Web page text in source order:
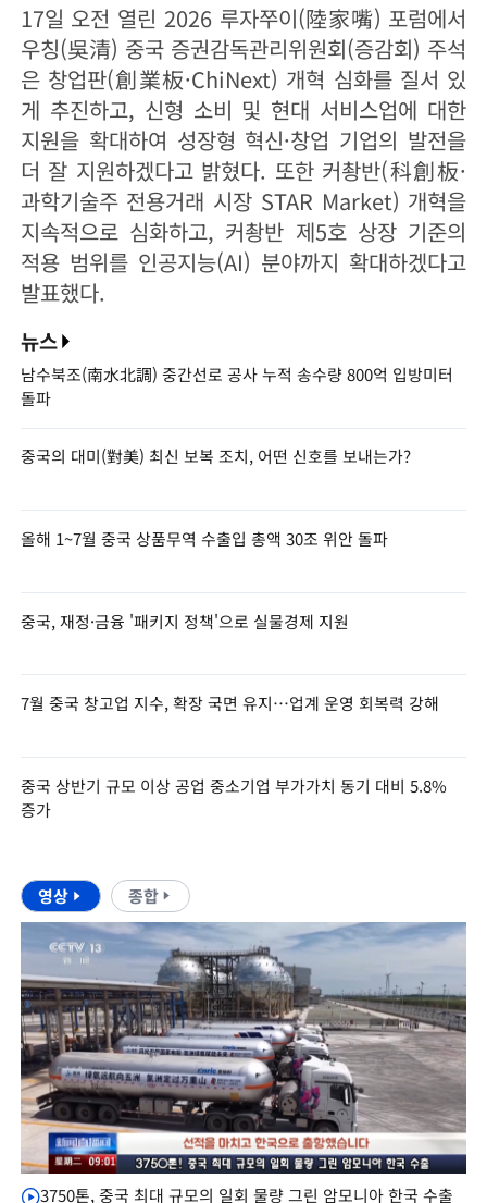
17일 오전 열린 2026 루자쭈이(陸家嘴) 포럼에서
우칭(吳清) 중국 증권감독관리위원회(증감회) 주석
은 창업판(創業板·ChiNext) 개혁 심화를 질서 있
게 추진하고, 신형 소비 및 현대 서비스업에 대한
지원을 확대하여 성장형 혁신·창업 기업의 발전을
더 잘 지원하겠다고 밝혔다. 또한 커촹반(科創板·
과학기술주 전용거래 시장 STAR Market) 개혁을
지속적으로 심화하고, 커촹반 제5호 상장 기준의
적용 범위를 인공지능(AI) 분야까지 확대하겠다고
발표했다.
뉴스
남수북조(南水北調) 중간선로 공사 누적 송수량 800억 입방미터
돌파
중국의 대미(對美) 최신 보복 조치, 어떤 신호를 보내는가?
올해 1~7월 중국 상품무역 수출입 총액 30조 위안 돌파
중국, 재정·금융 '패키지 정책'으로 실물경제 지원
7월 중국 창고업 지수, 확장 국면 유지…업계 운영 회복력 강해
중국 상반기 규모 이상 공업 중소기업 부가가치 동기 대비 5.8%
증가
영상 종합
3750톤, 중국 최대 규모의 일회 물량 그린 암모니아 한국 수출